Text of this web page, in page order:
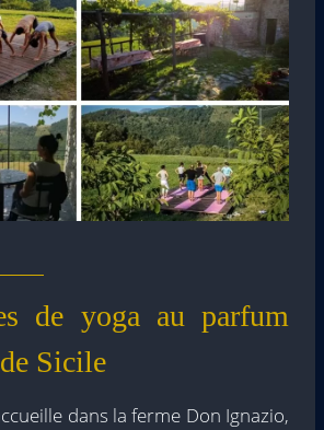
de yoga au parfum
Sicile
dans la ferme Don Ignazio,